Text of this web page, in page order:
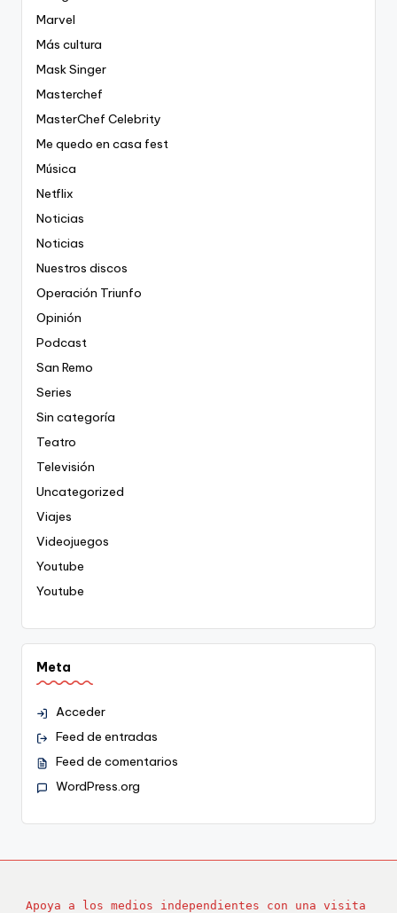
Marvel
Más cultura
Mask Singer
Masterchef
MasterChef Celebrity
Me quedo en casa fest
Música
Netflix
Noticias
Noticias
Nuestros discos
Operación Triunfo
Opinión
Podcast
San Remo
Series
Sin categoría
Teatro
Televisión
Uncategorized
Viajes
Videojuegos
Youtube
Youtube
Meta
Acceder
Feed de entradas
Feed de comentarios
WordPress.org
Apoya a los medios independientes con una visita